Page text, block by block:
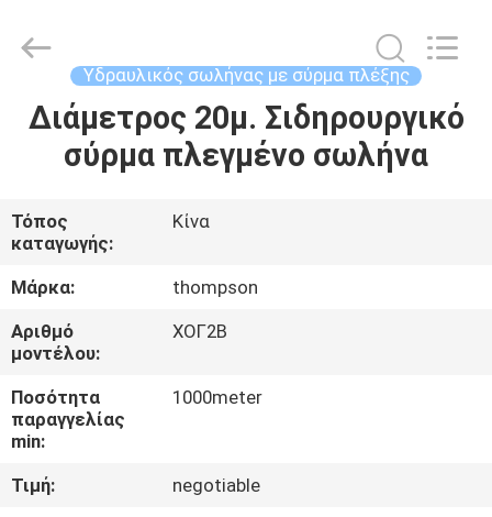
ΣΠΊΤΙ
ΠΕΡΊΠΟΥ
ΕΜΕΊΣ
ΓΎΡΟΣ
ΕΡΓΟΣΤΑΣΊΩΝ
ΠΟΙΟΤΙΚΌΣ
Rubber
All
Rights
Reserved.
ECER
Υδραυλικός σωλήνας με σύρμα πλέξης
Διάμετρος 20μ. Σιδηρουργικό
σύρμα πλεγμένο σωλήνα
Τόπος
καταγωγής:
Κίνα
Μάρκα:
thompson
Αριθμό
μοντέλου:
ΧΟΓ2Β
Ποσότητα
παραγγελίας
min:
1000meter
Τιμή:
negotiable